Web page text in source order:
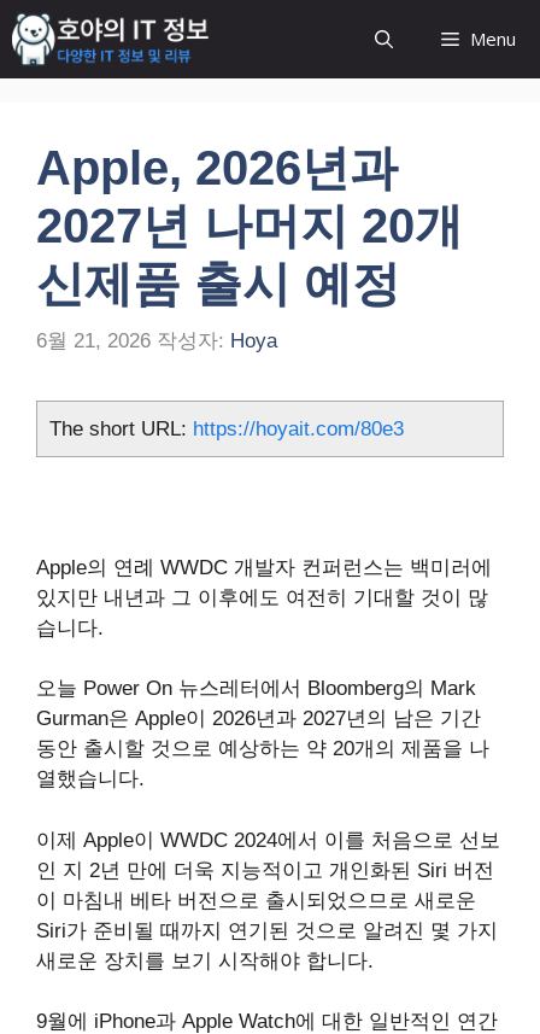
컨
텐
츠
Menu
Apple, 2026년과
2027년 나머지 20개
신제품 출시 예정
6월 21, 2026 작성자: Hoya
The short URL: https://hoyait.com/80e3
Apple의 연례 WWDC 개발자 컨퍼런스는 백미러에
있지만 내년과 그 이후에도 여전히 기대할 것이 많
습니다.
오늘 Power On 뉴스레터에서 Bloomberg의 Mark
Gurman은 Apple이 2026년과 2027년의 남은 기간
동안 출시할 것으로 예상하는 약 20개의 제품을 나
열했습니다.
이제 Apple이 WWDC 2024에서 이를 처음으로 선보
인 지 2년 만에 더욱 지능적이고 개인화된 Siri 버전
이 마침내 베타 버전으로 출시되었으므로 새로운
Siri가 준비될 때까지 연기된 것으로 알려진 몇 가지
새로운 장치를 보기 시작해야 합니다.
9월에 iPhone과 Apple Watch에 대한 일반적인 연간